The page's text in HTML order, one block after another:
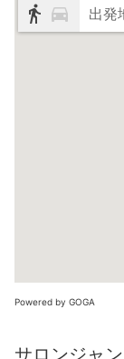
出発
Powered by GOGA
サロンジャ